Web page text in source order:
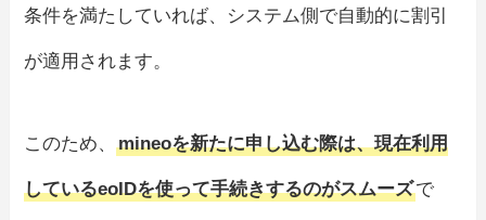
条件を満たしていれば、システム側で自動的に割引
が適用されます。
このため、mineoを新たに申し込む際は、現在利用
しているeoIDを使って手続きするのがスムーズで